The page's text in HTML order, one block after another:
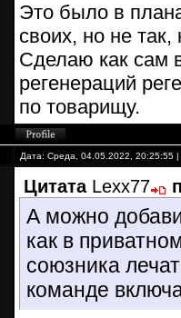
Это было в
своих, но не
Сделаю как сам
регенераций
по товарищу.
Дата: Среда, 04.05.2022, 20:25:55
Цитата Lexx77
А можно
как в
союзника
команде